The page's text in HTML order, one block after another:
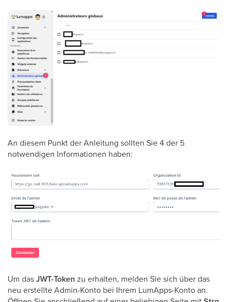
An diesem Punkt der Anleitung sollten Sie 4 der 5
notwendigen Informationen haben:
Um dasJWT-Token zu erhalten, melden Sie sich über das
neu erstellte Admin-Konto bei Ihrem LumApps-Konto an.